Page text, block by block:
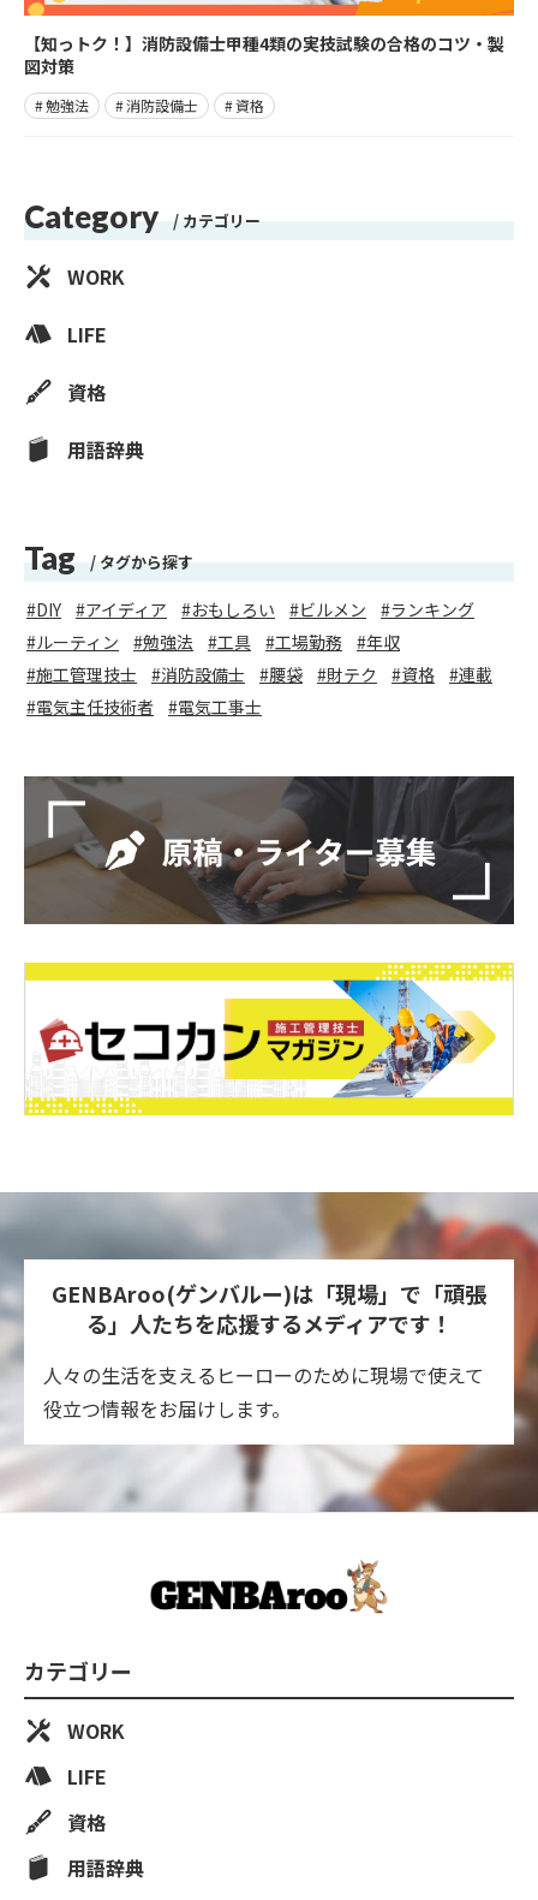
【知っトク！】消防設備士甲種4類の実技試験の合格のコツ・製
図対策
勉強法 消防設備士 資格
Category カテゴリー
WORK
LIFE
資格
用語辞典
Tag タグから探す
DIY アイディア おもしろい ビルメン
ランキング
ルーティン
勉強法 工具 工場勤務
年収
施工管理技士
消防設備士 腰袋 財テク 資格
連載
電気主任技術者
電気工事士
GENBAroo(ゲンバルー)は「現場」で「頑張
る」人たちを応援するメディアです！
人々の生活を支えるヒーローのために現場で使えて
役立つ情報をお届けします。
カテゴリー
WORK
LIFE
資格
用語辞典